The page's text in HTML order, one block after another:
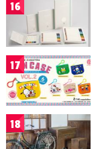
16
17
18